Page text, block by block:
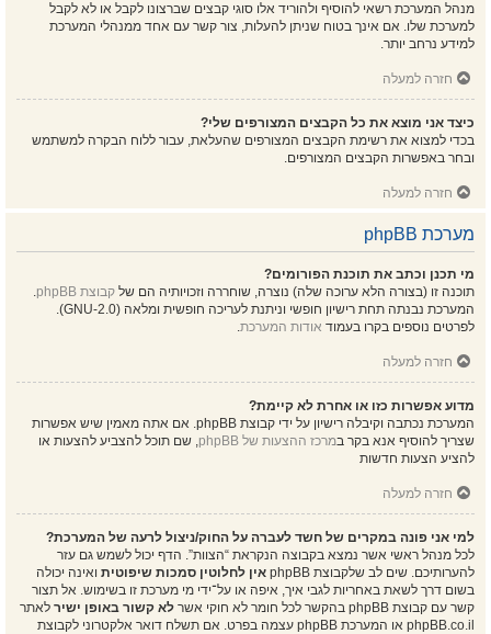
מנהל המערכת רשאי להוסיף ולהוריד אלו סוגי קבצים שברצונו לקבל או לא לקבל
למערכת שלו. אם אינך בטוח שניתן להעלות, צור קשר עם אחד ממנהלי המערכת
למידע נרחב יותר.
חזרה למעלה
כיצד אני מוצא את כל הקבצים המצורפים שלי?
בכדי למצוא את רשימת הקבצים המצורפים שהעלאת, עבור ללוח הבקרה למשתמש
ובחר באפשרות הקבצים המצורפים.
חזרה למעלה
מערכת phpBB
מי תכנן וכתב את תוכנת הפורומים?
תוכנה זו (בצורה הלא ערוכה שלה) נוצרה, שוחררה וזכויותיה הם של קבוצת phpBB
.
המערכת נבנתה תחת רישיון חופשי וניתנת לעריכה חופשית ומלאה (GNU-2.0).
לפרטים נוספים בקרו בעמוד אודות המערכת.
חזרה למעלה
מדוע אפשרות כזו או אחרת לא קיימת?
המערכת נכתבה וקיבלה רישיון על ידי קבוצת phpBB. אם אתה מאמין שיש אפשרות
שצריך להוסיף אנא בקר במרכז ההצעות של phpBB
, שם תוכל להצביע להצעות או
להציע הצעות חדשות
חזרה למעלה
למי אני פונה במקרים של חשד לעברה על החוק/ניצול לרעה של המערכת?
לכל מנהל ראשי אשר נמצא בקבוצה הנקראת “הצוות”. הדף יכול לשמש גם עזר
להערותיכם. שים לב שלקבוצת phpBB
אין לחלוטין סמכות שיפוטית ואינה יכולה
בשום דרך לשאת באחריות לגבי איך, איפה או על־ידי מי מערכת זו בשימוש. אל תצור
קשר עם קבוצת phpBB בהקשר לכל חומר לא חוקי אשר
לא קשור באופן ישיר לאתר
phpBB.co.il או המערכת phpBB עצמה בפרט. אם תשלח דואר אלקטרוני לקבוצת